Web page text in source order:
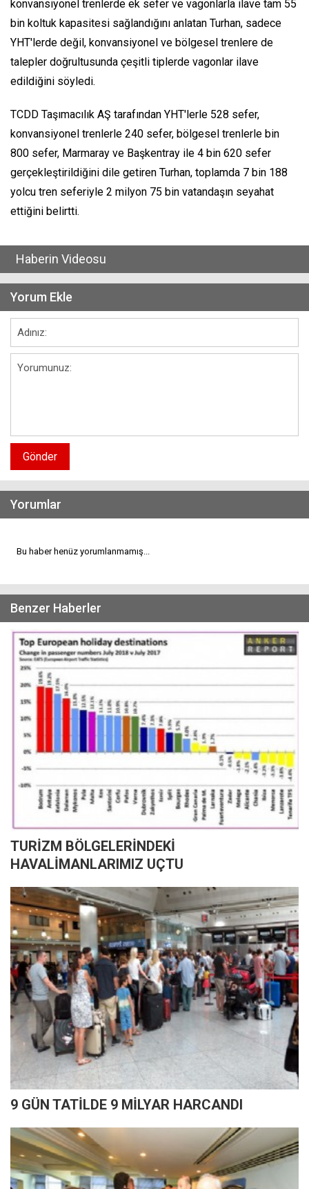
konvansiyonel trenlerde ek sefer ve vagonlarla ilave tam 55
bin koltuk kapasitesi sağlandığını anlatan Turhan, sadece
YHT'lerde değil, konvansiyonel ve bölgesel trenlere de
talepler doğrultusunda çeşitli tiplerde vagonlar ilave
edildiğini söyledi.
TCDD Taşımacılık AŞ tarafından YHT'lerle 528 sefer,
konvansiyonel trenlerle 240 sefer, bölgesel trenlerle bin
800 sefer, Marmaray ve Başkentray ile 4 bin 620 sefer
gerçekleştirildiğini dile getiren Turhan, toplamda 7 bin 188
yolcu tren seferiyle 2 milyon 75 bin vatandaşın seyahat
ettiğini belirtti.
Haberin Videosu
Yorum Ekle
Gönder
Yorumlar
Bu haber henüz yorumlanmamış...
Benzer Haberler
TURİZM BÖLGELERİNDEKİ
HAVALİMANLARIMIZ UÇTU
9 GÜN TATİLDE 9 MİLYAR HARCANDI